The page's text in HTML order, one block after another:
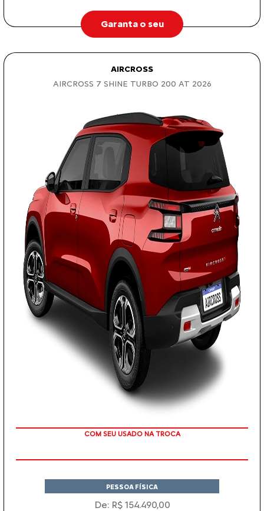
Garanta o seu
AIRCROSS
AIRCROSS 7 SHINE TURBO 200 AT 2026
TAXA ZERO
PESSOA FÍSICA
De: R$ 154.490,00